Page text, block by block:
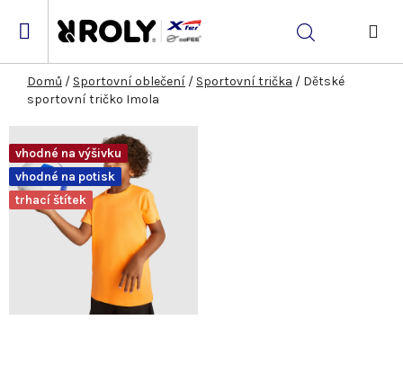
Hledat
Domů / Sportovní oblečení / Sportovní trička / Dětské
sportovní tričko Imola
vhodné na výšivku
vhodné na potisk
trhací štítek